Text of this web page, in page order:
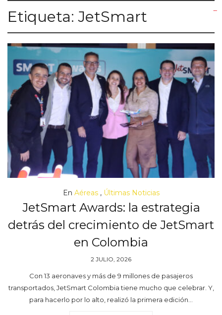
Etiqueta:JetSmart
En Aéreas, Últimas Noticias
JetSmart Awards: la estrategia
detrás del crecimiento de JetSmart
en Colombia
2 JULIO, 2026
Con 13 aeronaves y más de 9 millones de pasajeros
transportados, JetSmart Colombia tiene mucho que celebrar. Y,
para hacerlo por lo alto, realizó la primera edición…